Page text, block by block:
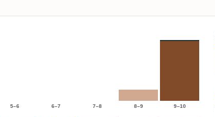
5–6 6–7 7–8 8–9 9–10